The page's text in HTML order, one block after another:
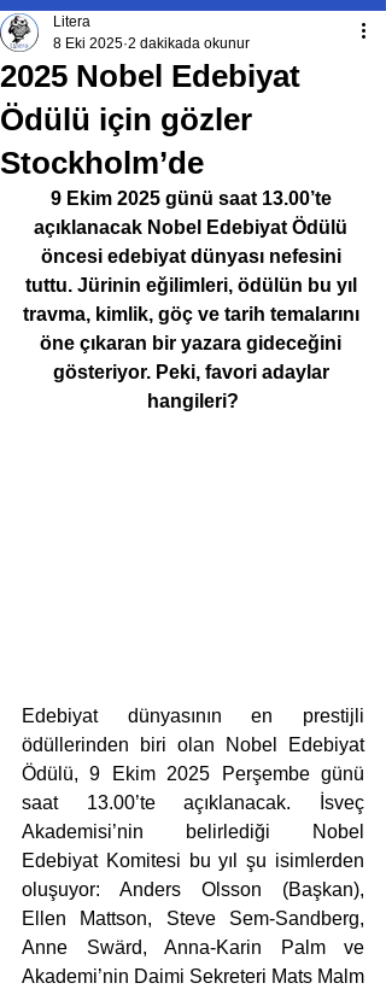
2025 Nobel Edebiyat
Ödülü için gözler
Stockholm’de
Litera
8 Eki 2025 2 dakikada okunur
9 Ekim 2025 günü saat 13.00’te
açıklanacak Nobel Edebiyat Ödülü
öncesi edebiyat dünyası nefesini
tuttu. Jürinin eğilimleri, ödülün bu yıl
travma, kimlik, göç ve tarih temalarını
öne çıkaran bir yazara gideceğini
gösteriyor. Peki, favori adaylar
hangileri?
Edebiyat dünyasının en prestijli
ödüllerinden biri olan Nobel Edebiyat
Ödülü, 9 Ekim 2025 Perşembe günü
saat 13.00’te açıklanacak. İsveç
Akademisi’nin belirlediği Nobel
Edebiyat Komitesi bu yıl şu isimlerden
oluşuyor: Anders Olsson (Başkan),
Ellen Mattson, Steve Sem-Sandberg,
Anne Swärd, Anna-Karin Palm ve
Akademi’nin Daimi Sekreteri Mats Malm